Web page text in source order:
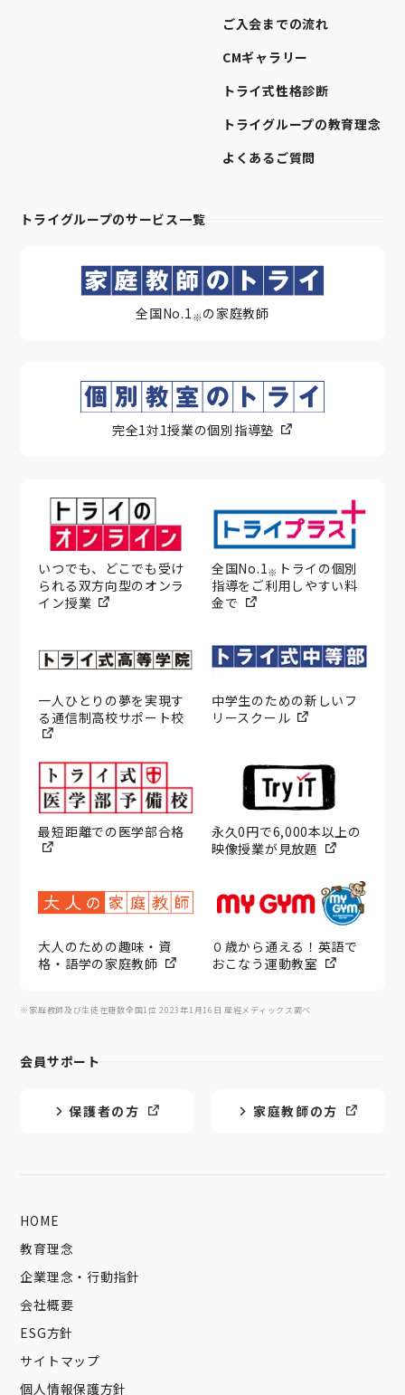
ご入会までの流れ
CMギャラリー
トライ式性格診断
トライグループの教育理念
よくあるご質問
トライグループのサービス一覧
全国No.1 ※ の家庭教師
完全1対1授業の個別指導塾
いつでも、どこでも受け
られる双方向型のオンラ
イン授業
全国No.1※ トライの個別
指導をご利用しやすい料
金で
一人ひとりの夢を実現す
る通信制高校サポート校
中学生のための新しいフ
リースクール
最短距離での医学部合格
永久0円で6,000本以上の
映像授業が見放題
大人のための趣味・資
格・語学の家庭教師
０歳から通える！英語で
おこなう運動教室
※家庭教師及び生徒在籍数全国1位 2023年1月16日 産經メディックス調べ
会員サポート
保護者の方 家庭教師の方
HOME
教育理念
企業理念・行動指針
会社概要
ESG方針
サイトマップ
個人情報保護方針